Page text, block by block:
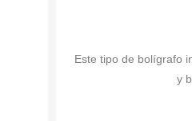
Este tipo de bolígrafo
y